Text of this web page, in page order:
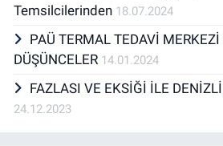
Temsilcilerinden 18.07.2024
PAÜ TERMAL TEDAVİ MERKEZİ
DÜŞÜNCELER 14.01.2024
FAZLASI VE EKSİĞİ İLE
24.12.2023